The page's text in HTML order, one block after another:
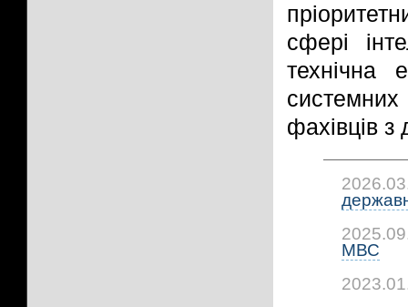
сфері
технічна
системних
фахівців
МВС